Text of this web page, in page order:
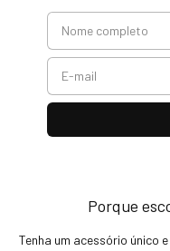
Porque
Tenha um acessório único